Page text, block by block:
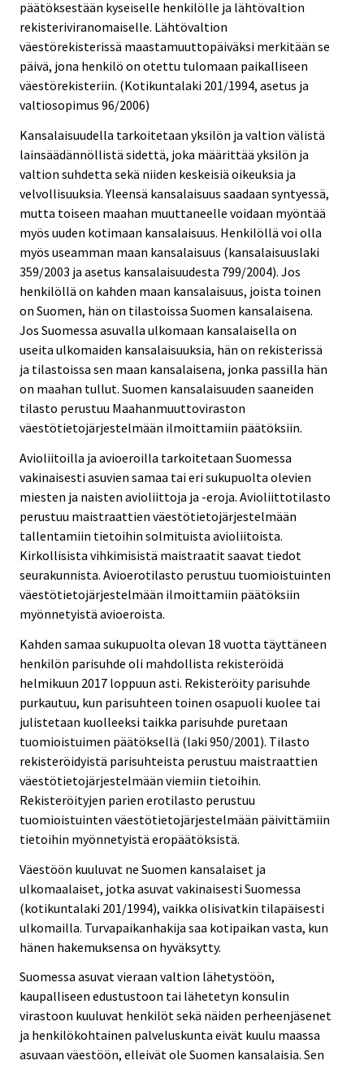
päätöksestään kyseiselle henkilölle ja lähtövaltion
rekisteriviranomaiselle. Lähtövaltion
väestörekisterissä maastamuuttopäiväksi merkitään se
päivä, jona henkilö on otettu tulomaan paikalliseen
väestörekisteriin. (Kotikuntalaki 201/1994, asetus ja
valtiosopimus 96/2006)
Kansalaisuudella tarkoitetaan yksilön ja valtion välistä
lainsäädännöllistä sidettä, joka määrittää yksilön ja
valtion suhdetta sekä niiden keskeisiä oikeuksia ja
velvollisuuksia. Yleensä kansalaisuus saadaan syntyessä,
mutta toiseen maahan muuttaneelle voidaan myöntää
myös uuden kotimaan kansalaisuus. Henkilöllä voi olla
myös useamman maan kansalaisuus (kansalaisuuslaki
359/2003 ja asetus kansalaisuudesta 799/2004). Jos
henkilöllä on kahden maan kansalaisuus, joista toinen
on Suomen, hän on tilastoissa Suomen kansalaisena.
Jos Suomessa asuvalla ulkomaan kansalaisella on
useita ulkomaiden kansalaisuuksia, hän on rekisterissä
ja tilastoissa sen maan kansalaisena, jonka passilla hän
on maahan tullut. Suomen kansalaisuuden saaneiden
tilasto perustuu Maahanmuuttoviraston
väestötietojärjestelmään ilmoittamiin päätöksiin.
Avioliitoilla ja avioeroilla tarkoitetaan Suomessa
vakinaisesti asuvien samaa tai eri sukupuolta olevien
miesten ja naisten avioliittoja ja -eroja. Avioliittotilasto
perustuu maistraattien väestötietojärjestelmään
tallentamiin tietoihin solmituista avioliitoista.
Kirkollisista vihkimisistä maistraatit saavat tiedot
seurakunnista. Avioerotilasto perustuu tuomioistuinten
väestötietojärjestelmään ilmoittamiin päätöksiin
myönnetyistä avioeroista.
Kahden samaa sukupuolta olevan 18 vuotta täyttäneen
henkilön parisuhde oli mahdollista rekisteröidä
helmikuun 2017 loppuun asti. Rekisteröity parisuhde
purkautuu, kun parisuhteen toinen osapuoli kuolee tai
julistetaan kuolleeksi taikka parisuhde puretaan
tuomioistuimen päätöksellä (laki 950/2001). Tilasto
rekisteröidyistä parisuhteista perustuu maistraattien
väestötietojärjestelmään viemiin tietoihin.
Rekisteröityjen parien erotilasto perustuu
tuomioistuinten väestötietojärjestelmään päivittämiin
tietoihin myönnetyistä eropäätöksistä.
Väestöön kuuluvat ne Suomen kansalaiset ja
ulkomaalaiset, jotka asuvat vakinaisesti Suomessa
(kotikuntalaki 201/1994), vaikka olisivatkin tilapäisesti
ulkomailla. Turvapaikanhakija saa kotipaikan vasta, kun
hänen hakemuksensa on hyväksytty.
Suomessa asuvat vieraan valtion lähetystöön,
kaupalliseen edustustoon tai lähetetyn konsulin
virastoon kuuluvat henkilöt sekä näiden perheenjäsenet
ja henkilökohtainen palveluskunta eivät kuulu maassa
asuvaan väestöön, elleivät ole Suomen kansalaisia. Sen